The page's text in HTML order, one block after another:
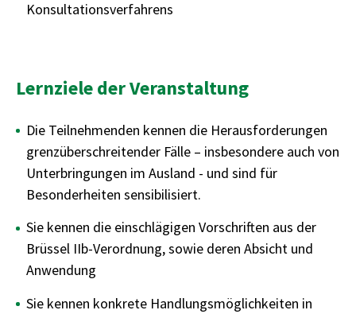
Konsultationsverfahrens
Lernziele der Veranstaltung
Die Teilnehmenden kennen die Herausforderungen
grenzüberschreitender Fälle – insbesondere auch von
Unterbringungen im Ausland - und sind für
Besonderheiten sensibilisiert.
Sie kennen die einschlägigen Vorschriften aus der
Brüssel IIb-Verordnung, sowie deren Absicht und
Anwendung
Sie kennen konkrete Handlungsmöglichkeiten in